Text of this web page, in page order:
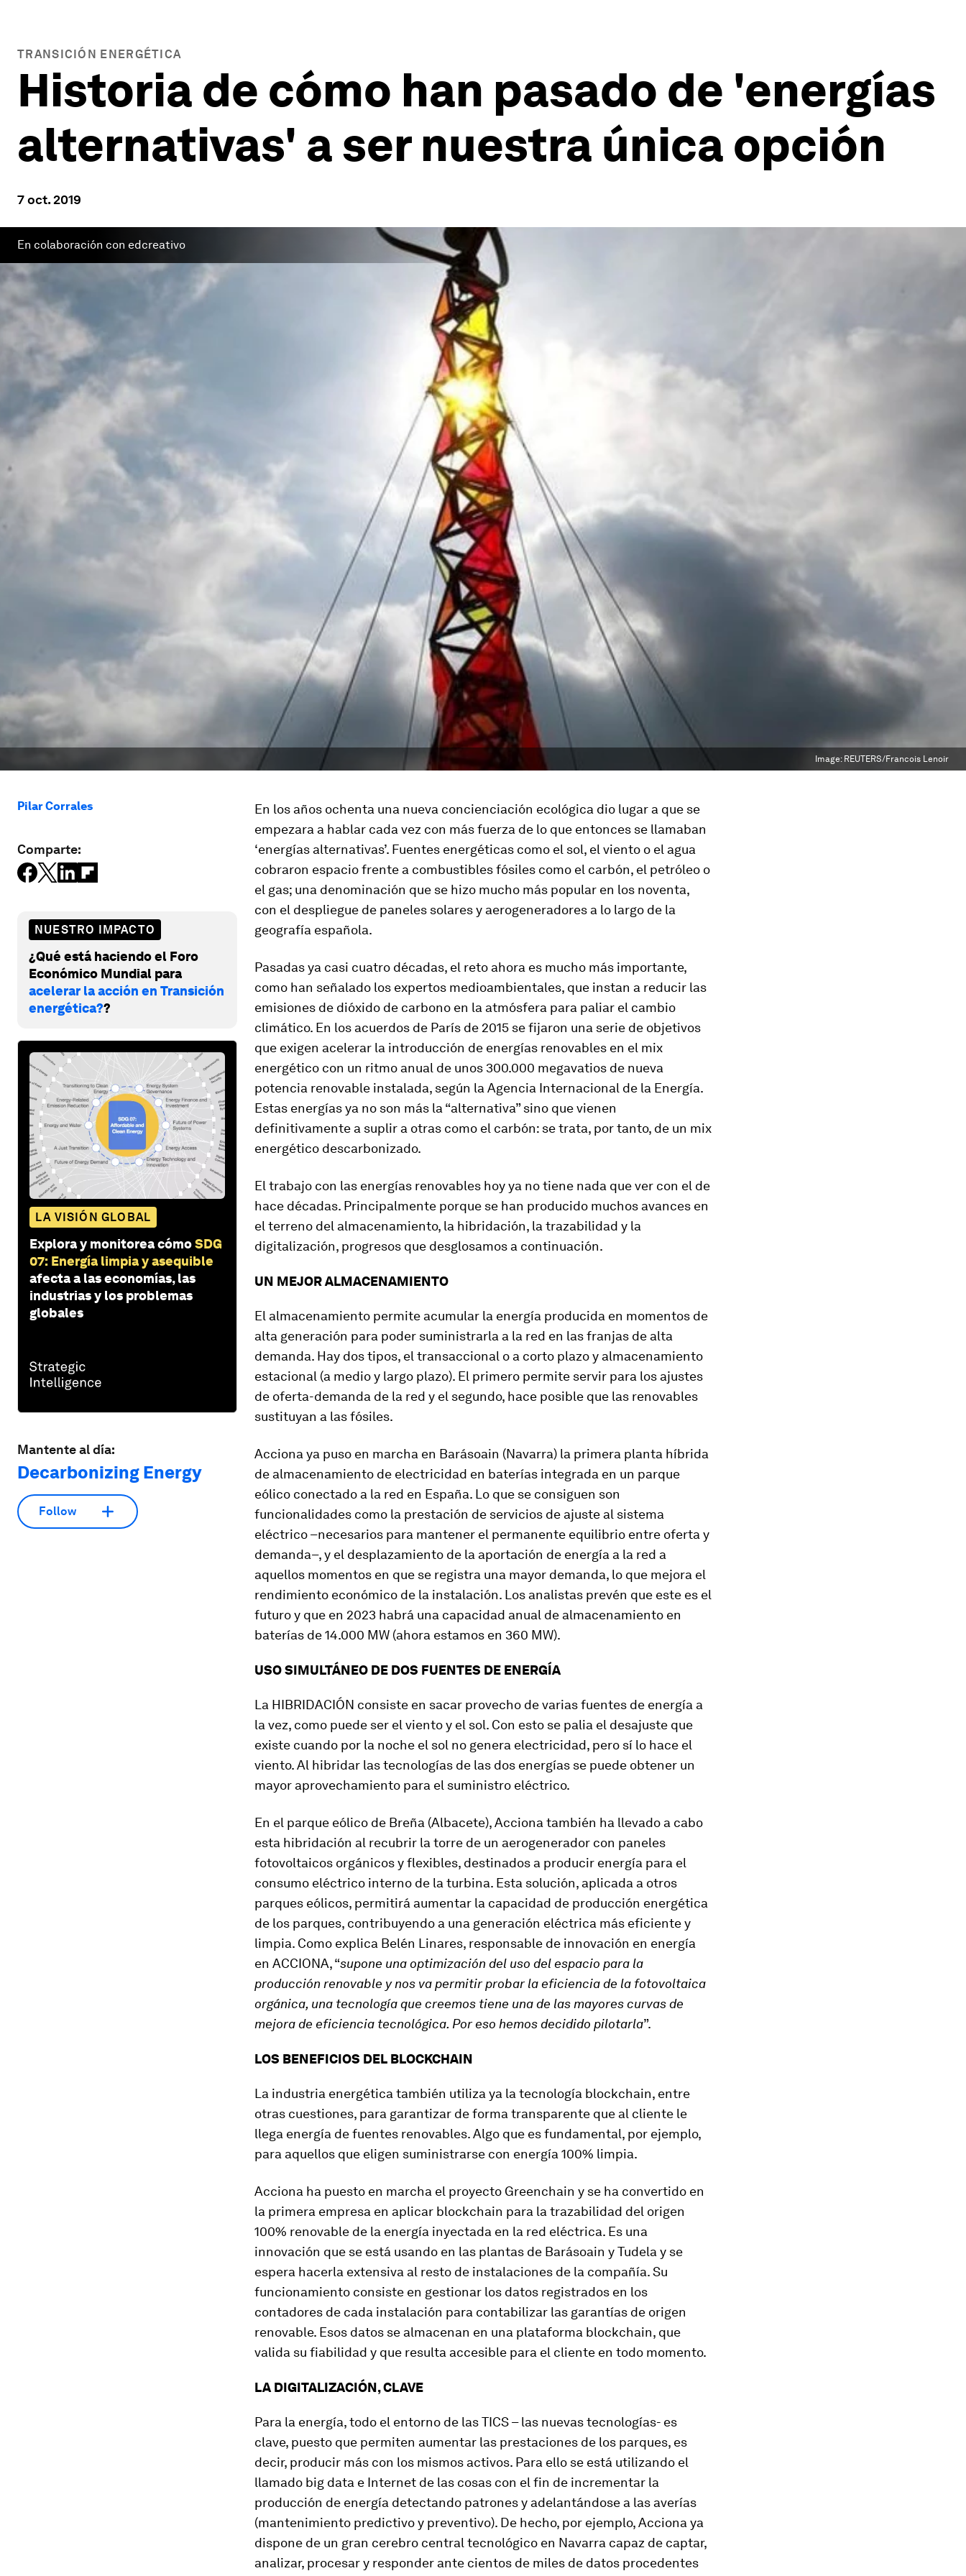
TRANSICIÓN ENERGÉTICA
Historia de cómo han pasado de 'energías
alternativas' a ser nuestra única opción
7 oct. 2019
En colaboración con edcreativo
Image: REUTERS/Francois Lenoir
Pilar Corrales
Comparte:
NUESTRO IMPACTO
¿Qué está haciendo el Foro
Económico Mundial para
acelerar la acción en Transición
energética??
LA VISIÓN GLOBAL
Explora y monitorea cómoSDG
07: Energía limpia y asequible
afecta a las economías, las
industrias y los problemas
globales
Mantente al día:
Decarbonizing Energy
Follow
En los años ochenta una nueva concienciación ecológica dio lugar a que se
empezara a hablar cada vez con más fuerza de lo que entonces se llamaban
‘energías alternativas’. Fuentes energéticas como el sol, el viento o el agua
cobraron espacio frente a combustibles fósiles como el carbón, el petróleo o
el gas; una denominación que se hizo mucho más popular en los noventa,
con el despliegue de paneles solares y aerogeneradores a lo largo de la
geografía española.
Pasadas ya casi cuatro décadas, el reto ahora es mucho más importante,
como han señalado los expertos medioambientales, que instan a reducir las
emisiones de dióxido de carbono en la atmósfera para paliar el cambio
climático. En los acuerdos de París de 2015 se fijaron una serie de objetivos
que exigen acelerar la introducción de energías renovables en el mix
energético con un ritmo anual de unos 300.000 megavatios de nueva
potencia renovable instalada, según la Agencia Internacional de la Energía.
Estas energías ya no son más la “alternativa” sino que vienen
definitivamente a suplir a otras como el carbón: se trata, por tanto, de un mix
energético descarbonizado.
El trabajo con las energías renovables hoy ya no tiene nada que ver con el de
hace décadas. Principalmente porque se han producido muchos avances en
el terreno del almacenamiento, la hibridación, la trazabilidad y la
digitalización, progresos que desglosamos a continuación.
UN MEJOR ALMACENAMIENTO
El almacenamiento permite acumular la energía producida en momentos de
alta generación para poder suministrarla a la red en las franjas de alta
demanda. Hay dos tipos, el transaccional o a corto plazo y almacenamiento
estacional (a medio y largo plazo). El primero permite servir para los ajustes
de oferta-demanda de la red y el segundo, hace posible que las renovables
sustituyan a las fósiles.
Acciona ya puso en marcha en Barásoain (Navarra) la primera planta híbrida
de almacenamiento de electricidad en baterías integrada en un parque
eólico conectado a la red en España. Lo que se consiguen son
funcionalidades como la prestación de servicios de ajuste al sistema
eléctrico –necesarios para mantener el permanente equilibrio entre oferta y
demanda–, y el desplazamiento de la aportación de energía a la red a
aquellos momentos en que se registra una mayor demanda, lo que mejora el
rendimiento económico de la instalación. Los analistas prevén que este es el
futuro y que en 2023 habrá una capacidad anual de almacenamiento en
baterías de 14.000 MW (ahora estamos en 360 MW).
USO SIMULTÁNEO DE DOS FUENTES DE ENERGÍA
La HIBRIDACIÓN consiste en sacar provecho de varias fuentes de energía a
la vez, como puede ser el viento y el sol. Con esto se palia el desajuste que
existe cuando por la noche el sol no genera electricidad, pero sí lo hace el
viento. Al hibridar las tecnologías de las dos energías se puede obtener un
mayor aprovechamiento para el suministro eléctrico.
En el parque eólico de Breña (Albacete), Acciona también ha llevado a cabo
esta hibridación al recubrir la torre de un aerogenerador con paneles
fotovoltaicos orgánicos y flexibles, destinados a producir energía para el
consumo eléctrico interno de la turbina. Esta solución, aplicada a otros
parques eólicos, permitirá aumentar la capacidad de producción energética
de los parques, contribuyendo a una generación eléctrica más eficiente y
limpia. Como explica Belén Linares, responsable de innovación en energía
en ACCIONA, “supone una optimización del uso del espacio para la
producción renovable y nos va permitir probar la eficiencia de la fotovoltaica
orgánica, una tecnología que creemos tiene una de las mayores curvas de
mejora de eficiencia tecnológica. Por eso hemos decidido pilotarla”.
LOS BENEFICIOS DEL BLOCKCHAIN
La industria energética también utiliza ya la tecnología blockchain, entre
otras cuestiones, para garantizar de forma transparente que al cliente le
llega energía de fuentes renovables. Algo que es fundamental, por ejemplo,
para aquellos que eligen suministrarse con energía 100% limpia.
Acciona ha puesto en marcha el proyecto Greenchain y se ha convertido en
la primera empresa en aplicar blockchain para la trazabilidad del origen
100% renovable de la energía inyectada en la red eléctrica. Es una
innovación que se está usando en las plantas de Barásoain y Tudela y se
espera hacerla extensiva al resto de instalaciones de la compañía. Su
funcionamiento consiste en gestionar los datos registrados en los
contadores de cada instalación para contabilizar las garantías de origen
renovable. Esos datos se almacenan en una plataforma blockchain, que
valida su fiabilidad y que resulta accesible para el cliente en todo momento.
LA DIGITALIZACIÓN, CLAVE
Para la energía, todo el entorno de las TICS – las nuevas tecnologías- es
clave, puesto que permiten aumentar las prestaciones de los parques, es
decir, producir más con los mismos activos. Para ello se está utilizando el
llamado big data e Internet de las cosas con el fin de incrementar la
producción de energía detectando patrones y adelantándose a las averías
(mantenimiento predictivo y preventivo). De hecho, por ejemplo, Acciona ya
dispone de un gran cerebro central tecnológico en Navarra capaz de captar,
analizar, procesar y responder ante cientos de miles de datos procedentes